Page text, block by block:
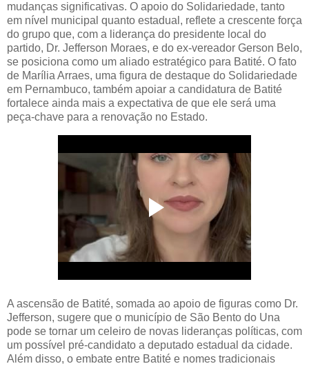
mudanças significativas. O apoio do Solidariedade, tanto
em nível municipal quanto estadual, reflete a crescente força
do grupo que, com a liderança do presidente local do
partido, Dr. Jefferson Moraes, e do ex-vereador Gerson Belo,
se posiciona como um aliado estratégico para Batité. O fato
de Marília Arraes, uma figura de destaque do Solidariedade
em Pernambuco, também apoiar a candidatura de Batité
fortalece ainda mais a expectativa de que ele será uma
peça-chave para a renovação no Estado.
A ascensão de Batité, somada ao apoio de figuras como Dr.
Jefferson, sugere que o município de São Bento do Una
pode se tornar um celeiro de novas lideranças políticas, com
um possível pré-candidato a deputado estadual da cidade.
Além disso, o embate entre Batité e nomes tradicionais